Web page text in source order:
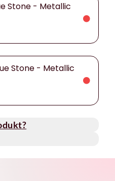
Stone - Metallic
Stone - Metallic